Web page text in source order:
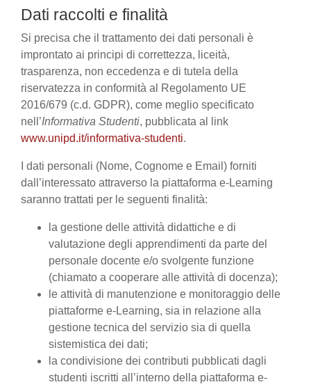
Dati raccolti e finalità
Si precisa che il trattamento dei dati personali è
improntato ai principi di correttezza, liceità,
trasparenza, non eccedenza e di tutela della
riservatezza in conformità al Regolamento UE
2016/679 (c.d. GDPR), come meglio specificato
nell’Informativa Studenti, pubblicata al link
www.unipd.it/informativa-studenti.
I dati personali (Nome, Cognome e Email) forniti
dall’interessato attraverso la piattaforma e-Learning
saranno trattati per le seguenti finalità:
la gestione delle attività didattiche e di
valutazione degli apprendimenti da parte del
personale docente e/o svolgente funzione
(chiamato a cooperare alle attività di docenza);
le attività di manutenzione e monitoraggio delle
piattaforme e-Learning, sia in relazione alla
gestione tecnica del servizio sia di quella
sistemistica dei dati;
la condivisione dei contributi pubblicati dagli
studenti iscritti all’interno della piattaforma e-